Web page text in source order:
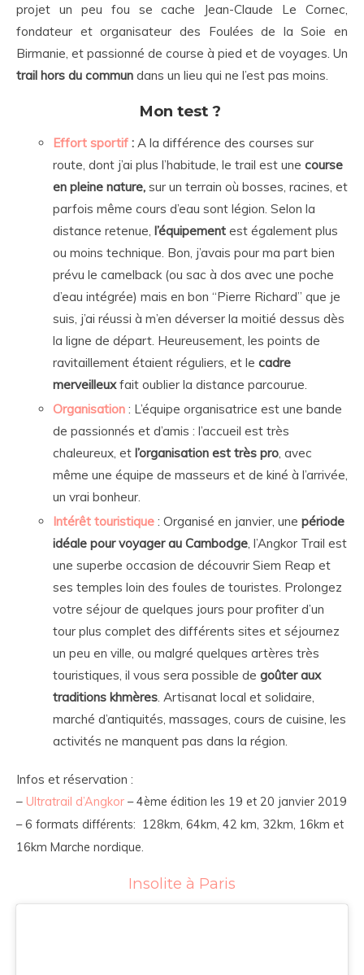
projet un peu fou se cache Jean-Claude Le Cornec,
fondateur et organisateur des Foulées de la Soie en
Birmanie, et passionné de course à pied et de voyages. Un
trail hors du commun dans un lieu qui ne l’est pas moins.
Mon test ?
Effort sportif : A la différence des courses sur
route, dont j’ai plus l’habitude, le trail est une course
en pleine nature, sur un terrain où bosses, racines, et
parfois même cours d’eau sont légion. Selon la
distance retenue, l’équipement est également plus
ou moins technique. Bon, j’avais pour ma part bien
prévu le camelback (ou sac à dos avec une poche
d’eau intégrée) mais en bon “Pierre Richard” que je
suis, j’ai réussi à m’en déverser la moitié dessus dès
la ligne de départ. Heureusement, les points de
ravitaillement étaient réguliers, et le cadre
merveilleuxfait oublier la distance parcourue.
Organisation : L’équipe organisatrice est une bande
de passionnés et d’amis : l’accueil est très
chaleureux, et l’organisation est très pro , avec
même une équipe de masseurs et de kiné à l’arrivée,
un vrai bonheur.
Intérêt touristique : Organisé en janvier, une période
idéale pour voyager au Cambodge , l’Angkor Trail est
une superbe occasion de découvrir Siem Reap et
ses temples loin des foules de touristes. Prolongez
votre séjour de quelques jours pour profiter d’un
tour plus complet des différents sites et séjournez
un peu en ville, ou malgré quelques artères très
touristiques, il vous sera possible de goûter aux
traditions khmères . Artisanat local et solidaire,
marché d’antiquités, massages, cours de cuisine, les
activités ne manquent pas dans la région.
Infos et réservation :
– Ultratrail d’Angkor – 4ème édition les 19 et 20 janvier 2019
– 6 formats différents: 128km, 64km, 42 km, 32km, 16km et
16km Marche nordique.
Insolite à Paris